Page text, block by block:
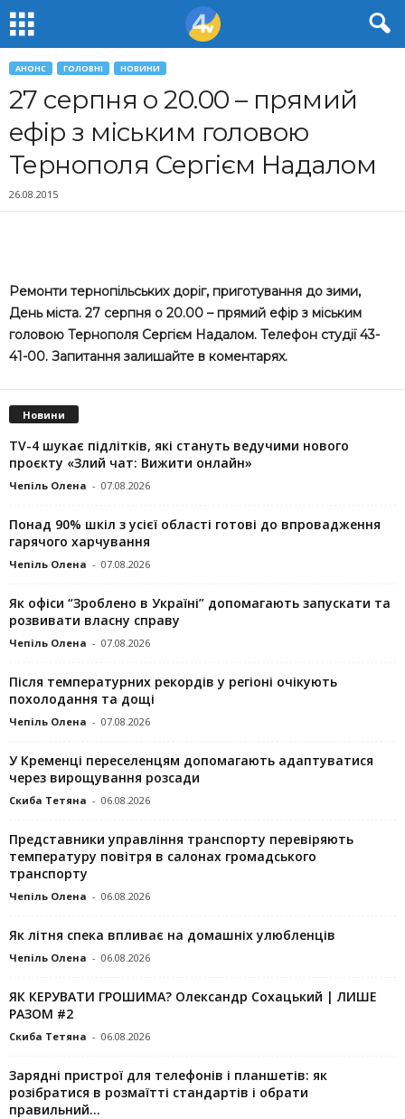
АНОНС ГОЛОВНІ НОВИНИ
27 серпня о 20.00 – прямий
ефір з міським головою
Тернополя Сергієм Надалом
26.08.2015
Ремонти тернопільських доріг, приготування до зими,
День міста. 27 серпня о 20.00 – прямий ефір з міським
головою Тернополя Сергієм Надалом. Телефон студії 43-
41-00. Запитання залишайте в коментарях.
Новини
TV-4 шукає підлітків, які стануть ведучими нового
проєкту «Злий чат: Вижити онлайн»
Чепіль Олена - 07.08.2026
Понад 90% шкіл з усієї області готові до впровадження
гарячого харчування
Чепіль Олена - 07.08.2026
Як офіси “Зроблено в Україні” допомагають запускaти та
розвивати власну справу
Чепіль Олена - 07.08.2026
Після температурних рекордів у регіоні очікують
похолодання та дощі
Чепіль Олена - 07.08.2026
У Кременці переселенцям допомагають адаптуватися
через вирощування розсади
Скиба Тетяна - 06.08.2026
Представники управління транспорту перевіряють
температуру повітря в салонах громадського
транспорту
Чепіль Олена - 06.08.2026
Як літня спека впливає на домашніх улюбленців
Чепіль Олена - 06.08.2026
ЯК КЕРУВАТИ ГРОШИМА? Олександр Сохацький | ЛИШЕ
РАЗОМ #2
Скиба Тетяна - 06.08.2026
Зарядні пристрої для телефонів і планшетів: як
розібратися в розмаїтті стандартів і обрати
правильний...